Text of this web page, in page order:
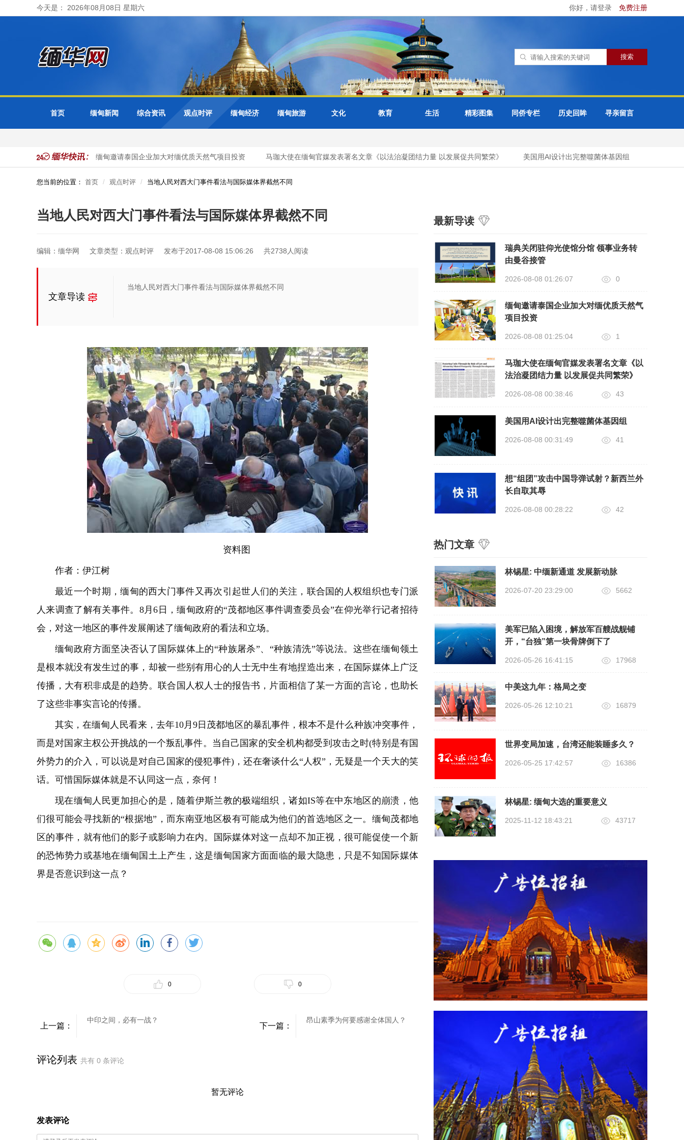
今天是： 2026年08月08日 星期六 你好，请登录 免费注册
首页 缅甸新闻 综合资讯 观点时评 缅甸经济 缅甸旅游 文化 教育 生活 精彩图集 同侨专栏 历史回眸 寻亲留言
事业务转由曼谷接管 缅甸邀请泰国企业加大对缅优质天然气项目投资 马珈大使在缅甸官媒发表署名文章《以法治凝团结力量 以发展促共同繁荣》 美国用AI设计出完整噬菌体基因组
您当前的位置： 首页 观点时评 当地人民对西大门事件看法与国际媒体界截然不同
当地人民对西大门事件看法与国际媒体界截然不同
编辑：缅华网 文章类型：观点时评 发布于2017-08-08 15:06:26 共2738人阅读
文章导读
当地人民对西大门事件看法与国际媒体界截然不同
资料图
作者：伊江树
最近一个时期，缅甸的西大门事件又再次引起世人们的关注，联合国的人权组织也专门派
人来调查了解有关事件。8月6日，缅甸政府的“茂都地区事件调查委员会”在仰光举行记者招待
会，对这一地区的事件发展阐述了缅甸政府的看法和立场。
缅甸政府方面坚决否认了国际媒体上的“种族屠杀”、“种族清洗”等说法。这些在缅甸领土
是根本就没有发生过的事，却被一些别有用心的人士无中生有地捏造出来，在国际媒体上广泛
传播，大有积非成是的趋势。联合国人权人士的报告书，片面相信了某一方面的言论，也助长
了这些非事实言论的传播。
其实，在缅甸人民看来，去年10月9日茂都地区的暴乱事件，根本不是什么种族冲突事件，
而是对国家主权公开挑战的一个叛乱事件。当自己国家的安全机构都受到攻击之时(特别是有国
外势力的介入，可以说是对自己国家的侵犯事件)，还在奢谈什么“人权”，无疑是一个天大的笑
话。可惜国际媒体就是不认同这一点，奈何！
现在缅甸人民更加担心的是，随着伊斯兰教的极端组织，诸如IS等在中东地区的崩溃，他
们很可能会寻找新的“根据地”，而东南亚地区极有可能成为他们的首选地区之一。缅甸茂都地
区的事件，就有他们的影子或影响力在内。国际媒体对这一点却不加正视，很可能促使一个新
的恐怖势力或基地在缅甸国土上产生，这是缅甸国家方面面临的最大隐患，只是不知国际媒体
界是否意识到这一点？
0 0
上一篇：
中印之间，必有一战？
下一篇：
昂山素季为何要感谢全体国人？
评论列表 共有 0 条评论
暂无评论
发表评论
最新导读
瑞典关闭驻仰光使馆分馆 领事业务转
由曼谷接管
2026-08-08 01:26:07 0
缅甸邀请泰国企业加大对缅优质天然气
项目投资
2026-08-08 01:25:04 1
马珈大使在缅甸官媒发表署名文章《以
法治凝团结力量 以发展促共同繁荣》
2026-08-08 00:38:46 43
美国用AI设计出完整噬菌体基因组
2026-08-08 00:31:49 41
想“组团”攻击中国导弹试射？新西兰外
长自取其辱
2026-08-08 00:28:22 42
热门文章
​林锡星: 中缅新通道 发展新动脉
2026-07-20 23:29:00 5662
美军已陷入困境，解放军百艘战舰铺
开，“台独”第一块骨牌倒下了
2026-05-26 16:41:15 17968
中美这九年：格局之变
2026-05-26 12:10:21 16879
世界变局加速，台湾还能装睡多久？
2026-05-25 17:42:57 16386
林锡星: 缅甸大选的重要意义
2025-11-12 18:43:21 43717